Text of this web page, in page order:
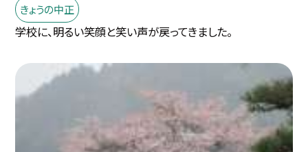
きょうの中正
学校に、明るい笑顔と笑い声が戻ってきました。